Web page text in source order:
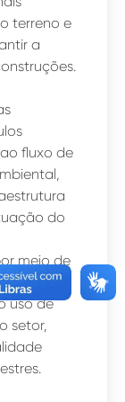
terreno e
a
fluxo de
do
meio de
uso de
setor,